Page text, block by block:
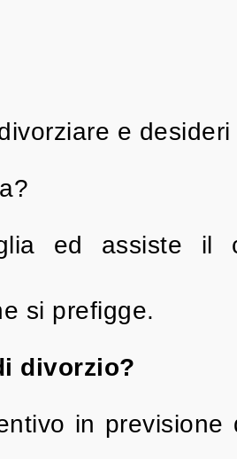
e
ed assiste
si prefigge.
divorzio?
in previsione